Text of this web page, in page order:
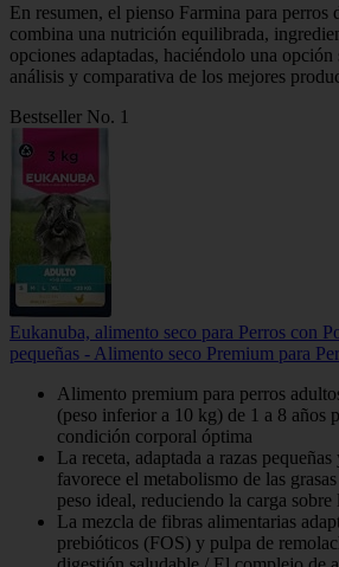
En resumen, el pienso Farmina para perros
combina una nutrición equilibrada,
opciones adaptadas, haciéndolo una
análisis y comparativa de los mejores
Bestseller No. 1
Eukanuba, alimento seco para Perros con
pequeñas - Alimento seco Premium para
Alimento premium para perros
(peso inferior a 10 kg) de 1 a 8 años
condición corporal óptima
La receta, adaptada a razas
favorece el metabolismo de las
peso ideal, reduciendo la carga sobre
La mezcla de fibras alimentarias
prebióticos (FOS) y pulpa de